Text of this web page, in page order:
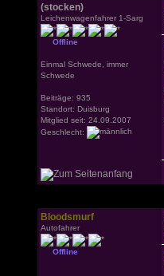
(stocken)
Leichenwagenfahrer 1-Sarg
Offline
Einmal Schwede, immer
Schwede
Beiträge: 935
Standort: Duisburg
Mitglied seit: 24.09.2007
Geschlecht:
Bloodsmurf
Autofahrer
Offline